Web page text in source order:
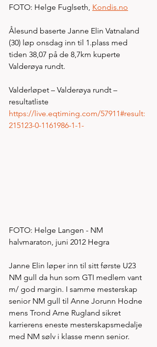
FOTO: Helge Fuglseth, Kondis.no
Ålesund baserte Janne Elin Vatnaland
(30) løp onsdag inn til 1.plass med
tiden 38,07 på de 8,7km kuperte
Valderøya rundt.
Valderløpet – Valderøya rundt –
resultatliste
https://live.eqtiming.com/57911#result:
215123-0-1161986-1-1-
FOTO: Helge Langen - NM
halvmaraton, juni 2012 Hegra
Janne Elin løper inn til sitt første U23
NM gull da hun som GTI medlem vant
m/ god margin. I samme mesterskap
senior NM gull til Anne Jorunn Hodne
mens Trond Arne Rugland sikret
karrierens eneste mesterskapsmedalje
med NM sølv i klasse menn senior.